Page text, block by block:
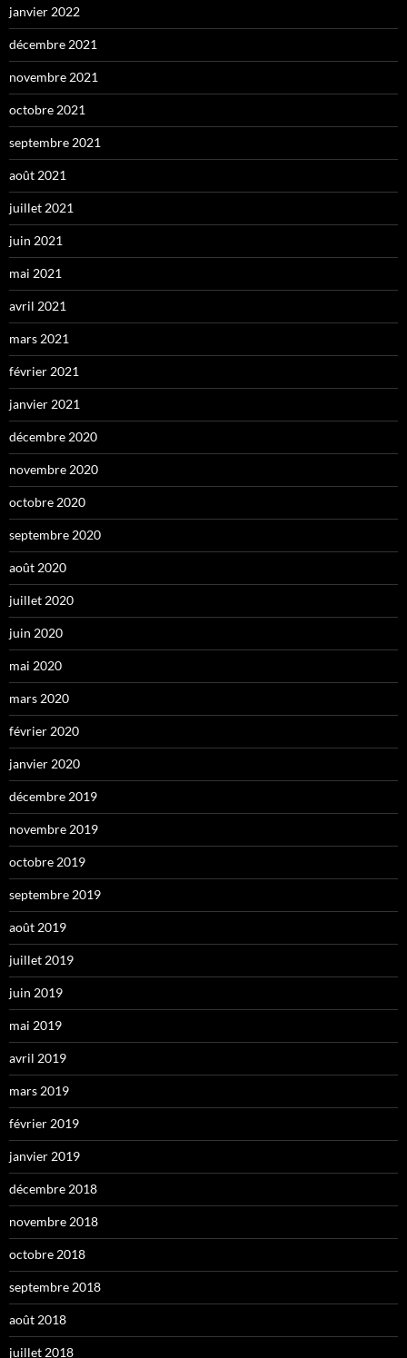
janvier 2022
décembre 2021
novembre 2021
octobre 2021
septembre 2021
août 2021
juillet 2021
juin 2021
mai 2021
avril 2021
mars 2021
février 2021
janvier 2021
décembre 2020
novembre 2020
octobre 2020
septembre 2020
août 2020
juillet 2020
juin 2020
mai 2020
mars 2020
février 2020
janvier 2020
décembre 2019
novembre 2019
octobre 2019
septembre 2019
août 2019
juillet 2019
juin 2019
mai 2019
avril 2019
mars 2019
février 2019
janvier 2019
décembre 2018
novembre 2018
octobre 2018
septembre 2018
août 2018
juillet 2018